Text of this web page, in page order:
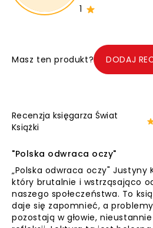
1
Masz ten produkt? DODAJ
Recenzja księgarza Świat
Książki
"Polska odwraca oczy"
„Polska odwraca oczy" Justyny
który brutalnie i wstrząsająco
naszego społeczeństwa. To
daje się zapomnieć, a
pozostają w głowie,